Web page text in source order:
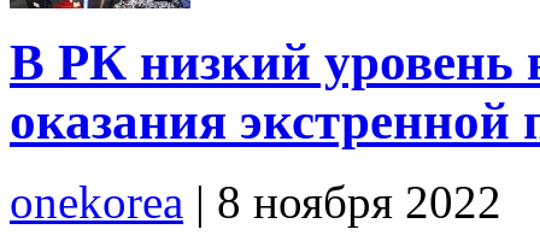
В РК низкий уровень
оказания
onekorea | 8 ноября 2022